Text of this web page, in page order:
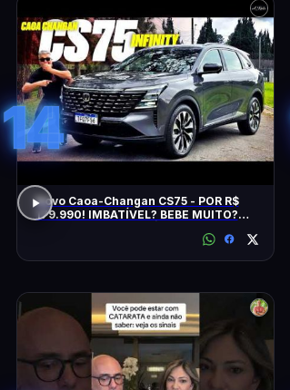
14
Novo Caoa-Changan CS75 - POR R$
179.990! IMBATÍVEL? BEBE MUITO?